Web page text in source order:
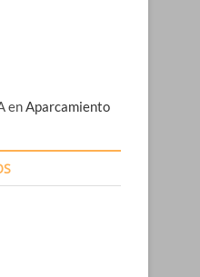
en Aparcamiento